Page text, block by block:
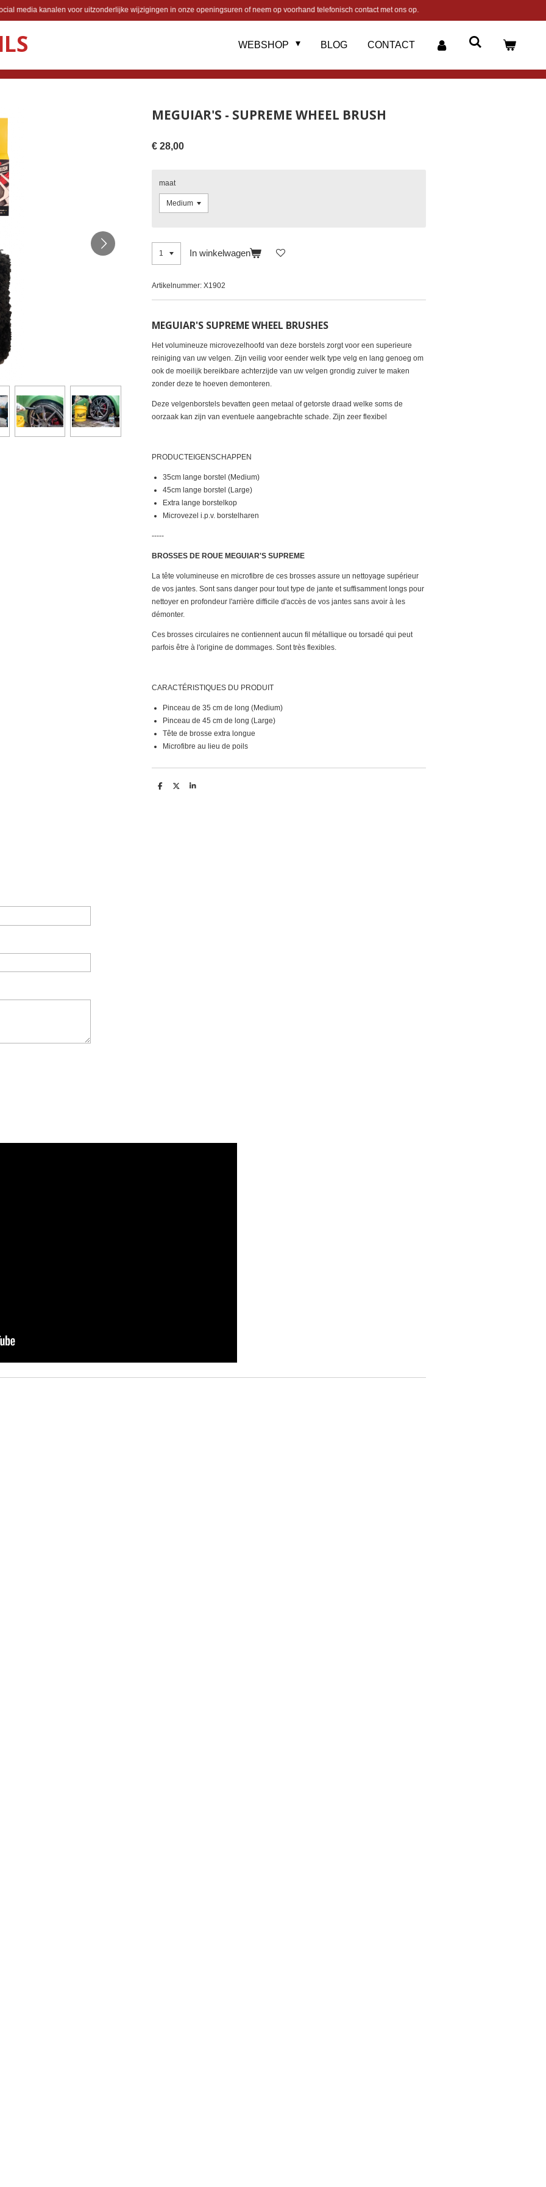
media kanalen voor uitzonderlijke wijzigingen in onze openingsuren of neem op voorhand telefonisch contact met ons op.
WEBSHOP BLOG CONTACT
MEGUIAR'S - SUPREME WHEEL BRUSH
€ 28,00
maat
In winkelwagen
Artikelnummer: X1902
MEGUIAR'S SUPREME WHEEL BRUSHES
Het volumineuze microvezelhoofd van deze borstels zorgt voor een superieure
reiniging van uw velgen. Zijn veilig voor eender welk type velg en lang genoeg om
ook de moeilijk bereikbare achterzijde van uw velgen grondig zuiver te maken
zonder deze te hoeven demonteren.
Deze velgenborstels bevatten geen metaal of getorste draad welke soms de
oorzaak kan zijn van eventuele aangebrachte schade. Zijn zeer flexibel
PRODUCTEIGENSCHAPPEN
35cm lange borstel (Medium)
45cm lange borstel (Large)
Extra lange borstelkop
Microvezel i.p.v. borstelharen
-----
BROSSES DE ROUE MEGUIAR'S SUPREME
La tête volumineuse en microfibre de ces brosses assure un nettoyage supérieur
de vos jantes. Sont sans danger pour tout type de jante et suffisamment longs pour
nettoyer en profondeur l'arrière difficile d'accès de vos jantes sans avoir à les
démonter.
Ces brosses circulaires ne contiennent aucun fil métallique ou torsadé qui peut
parfois être à l'origine de dommages. Sont très flexibles.
CARACTÉRISTIQUES DU PRODUIT
Pinceau de 35 cm de long (Medium)
Pinceau de 45 cm de long (Large)
Tête de brosse extra longue
Microfibre au lieu de poils
D
D
S